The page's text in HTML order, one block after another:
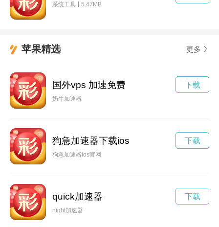
系统工具 5.47MB
苹果精选 更多
国外vps 加速免费
奶牛加速器
下载
狗急加速器下载ios
狗急加速器ios官网
下载
quick加速器
night加速器
下载